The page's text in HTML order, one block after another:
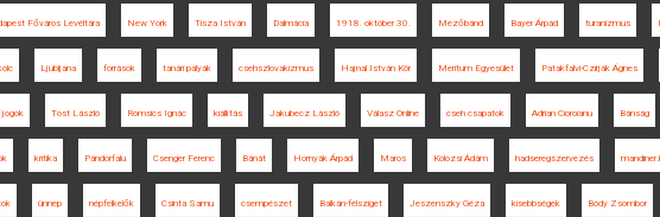
Főváros Levéltára New York Tisza István Dalmácia 1918. október 30. Mezőbánd Bayer Árpád turanizmus
Ljubljana források tanári pályák csehszlovakizmus Hajnal István Kör Meritum Egyesület Patakfalvi-Czirják Ágnes
jogok Tost László Romsics Ignác kiállítás Jakubecz László Válasz Online cseh csapatok Adrian Cioroianu Bánság
kritika Pándorfalu Csenger Ferenc Bánát Hornyák Árpád Maros Kolozsi Ádám hadseregszervezés
ünnep népfelkelők Csinta Samu csempészet Balkán-félsziget Jeszenszky Géza kisebbségek Bódy Zsombor